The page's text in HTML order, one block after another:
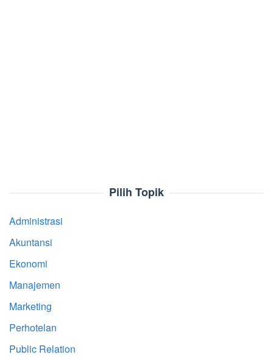
Pilih Topik
Administrasi
Akuntansi
Ekonomi
Manajemen
Marketing
Perhotelan
Public Relation